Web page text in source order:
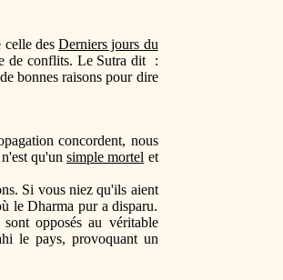
celle desDerniers jours du
de conflits. Le Sutra dit :
bonnes raisons pour dire
concordent, nous
n'est qu'unsimple mortel et
Si vous niez qu'ils aient
le Dharma pur a disparu.
opposés au véritable
le pays, provoquant un